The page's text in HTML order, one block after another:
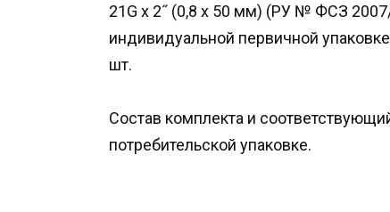
21G х 2˝ (0,8 х 50 мм) (РУ № ФСЗ
индивидуальной первичной
шт.
Состав комплекта и
потребительской упаковке.